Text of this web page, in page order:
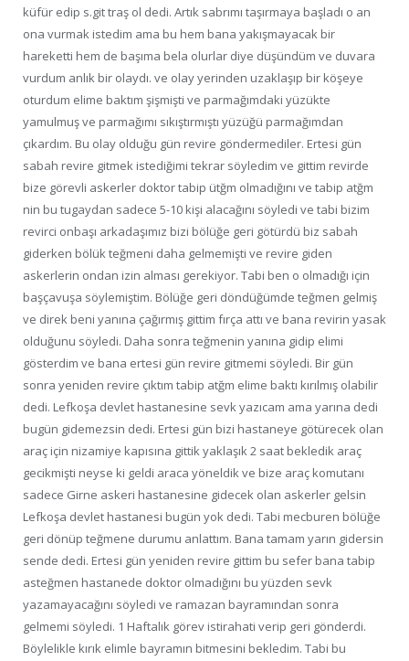
küfür edip s.git traş ol dedi. Artık sabrımı taşırmaya başladı o an
ona vurmak istedim ama bu hem bana yakışmayacak bir
hareketti hem de başıma bela olurlar diye düşündüm ve duvara
vurdum anlık bir olaydı. ve olay yerinden uzaklaşıp bir köşeye
oturdum elime baktım şişmişti ve parmağımdaki yüzükte
yamulmuş ve parmağımı sıkıştırmıştı yüzüğü parmağımdan
çıkardım. Bu olay olduğu gün revire göndermediler. Ertesi gün
sabah revire gitmek istediğimi tekrar söyledim ve gittim revirde
bize görevli askerler doktor tabip ütğm olmadığını ve tabip atğm
nin bu tugaydan sadece 5-10 kişi alacağını söyledi ve tabi bizim
revirci onbaşı arkadaşımız bizi bölüğe geri götürdü biz sabah
giderken bölük teğmeni daha gelmemişti ve revire giden
askerlerin ondan izin alması gerekiyor. Tabi ben o olmadığı için
başçavuşa söylemiştim. Bölüğe geri döndüğümde teğmen gelmiş
ve direk beni yanına çağırmış gittim fırça attı ve bana revirin yasak
olduğunu söyledi. Daha sonra teğmenin yanına gidip elimi
gösterdim ve bana ertesi gün revire gitmemi söyledi. Bir gün
sonra yeniden revire çıktım tabip atğm elime baktı kırılmış olabilir
dedi. Lefkoşa devlet hastanesine sevk yazıcam ama yarına dedi
bugün gidemezsin dedi. Ertesi gün bizi hastaneye götürecek olan
araç için nizamiye kapısına gittik yaklaşık 2 saat bekledik araç
gecikmişti neyse ki geldi araca yöneldik ve bize araç komutanı
sadece Girne askeri hastanesine gidecek olan askerler gelsin
Lefkoşa devlet hastanesi bugün yok dedi. Tabi mecburen bölüğe
geri dönüp teğmene durumu anlattım. Bana tamam yarın gidersin
sende dedi. Ertesi gün yeniden revire gittim bu sefer bana tabip
asteğmen hastanede doktor olmadığını bu yüzden sevk
yazamayacağını söyledi ve ramazan bayramından sonra
gelmemi söyledi. 1 Haftalık görev istirahati verip geri gönderdi.
Böylelikle kırık elimle bayramın bitmesini bekledim. Tabi bu